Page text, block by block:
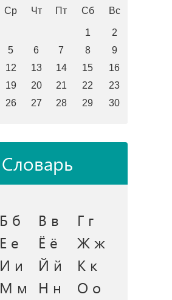
Ср Чт Пт Сб Вс
1
2
5 6 7 8
9
12 13 14 15
16
19 20 21 22
23
26 27 28 29 30
Словарь
Б б В в
Г г
Е е Ё ё
Ж ж
И и Й й
К к
М м Н н
О о